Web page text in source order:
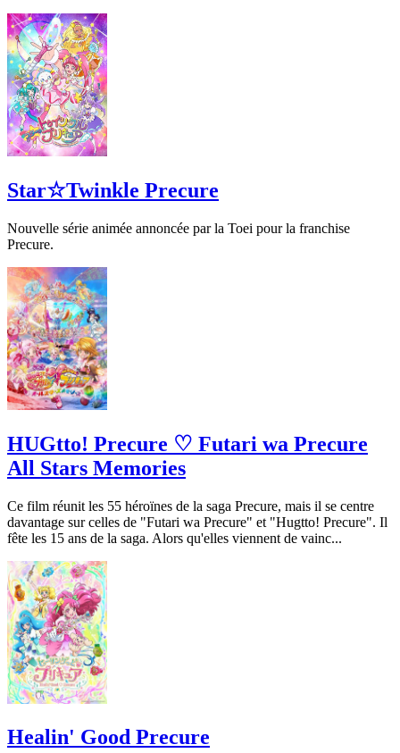
Star☆Twinkle Precure
Nouvelle série animée annoncée par la Toei pour la franchise
Precure.
HUGtto! Precure ♡ Futari wa Precure
All Stars Memories
Ce film réunit les 55 héroïnes de la saga Precure, mais il se centre
davantage sur celles de "Futari wa Precure" et "Hugtto! Precure". Il
fête les 15 ans de la saga. Alors qu'elles viennent de vainc...
Healin' Good Precure